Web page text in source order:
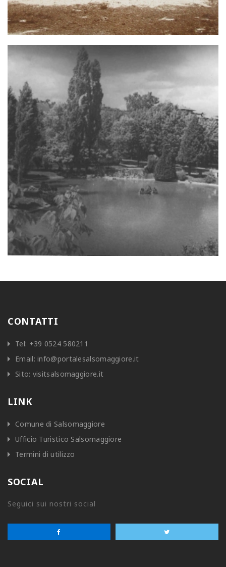
CONTATTI
Tel: +39 0524 580211
Email:info@portalesalsomaggiore.it
Sito: visitsalsomaggiore.it
LINK
Comune di Salsomaggiore
Ufficio Turistico Salsomaggiore
Termini di utilizzo
SOCIAL
Seguici sui nostri social